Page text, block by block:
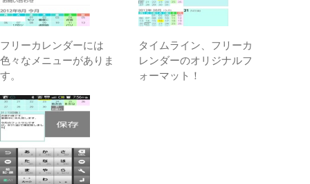
フリーカレンダーには
色々なメニューがありま
す。
タイムライン、フリーカ
レンダーのオリジナルフ
ォーマット！